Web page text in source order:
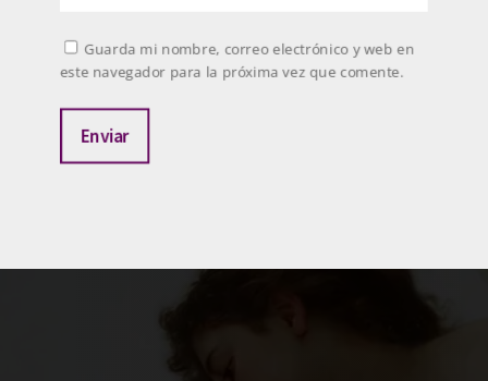
Guarda mi nombre, correo electrónico y web en
este navegador para la próxima vez que comente.
Enviar